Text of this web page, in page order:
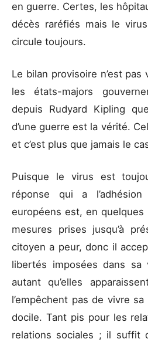
en guerre. Certes, les
décès raréfiés mais le
circule toujours.
Le bilan provisoire n’est
les états-majors
depuis Rudyard Kipling
d’une guerre est la vérité.
et c’est plus que jamais le
Puisque le virus est
réponse qui a l’adhésion
européens est, en
mesures prises jusqu’à
citoyen a peur, donc il
libertés imposées dans sa
autant qu’elles
l’empêchent pas de vivre
docile. Tant pis pour les
relations sociales ; il suffit